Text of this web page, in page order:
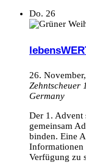
Do. 26
26.
Zehntscheuer
Germany
Der 1. Advent
gemeinsam
binden. Eine
Informationen
Verfügung zu